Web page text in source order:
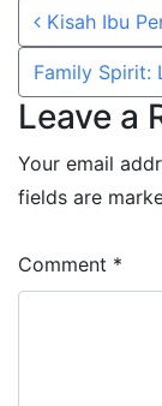
on
WhatsApp
on
Post
Kisah Ibu
Family Spirit:
Leave a
Your email
fields are
Comment *